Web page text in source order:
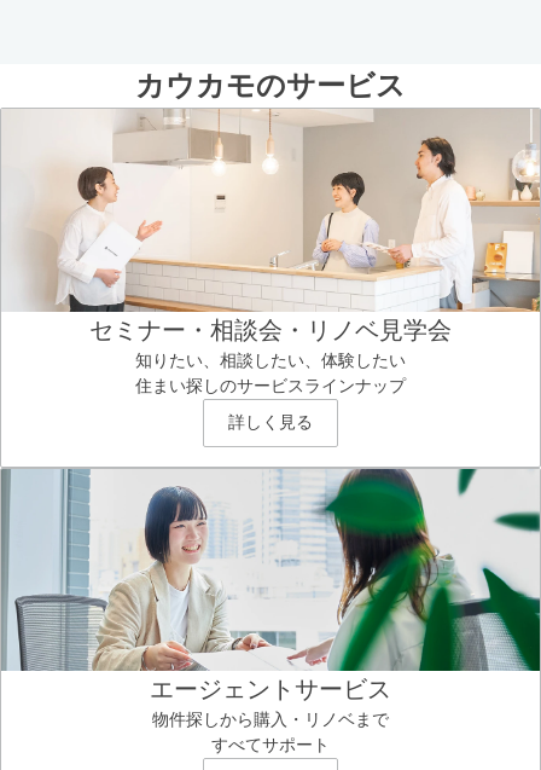
カウカモのサービス
セミナー・相談会・リノベ見学会
知りたい、相談したい、体験したい
住まい探しのサービスラインナップ
詳しく見る
エージェントサービス
物件探しから購入・リノベまで
すべてサポート